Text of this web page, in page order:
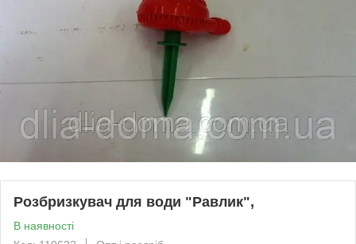
Розбризкувач для води "Равлик",
В наявності